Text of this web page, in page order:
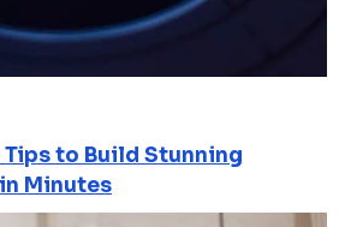
Tips to Build Stunning
Minutes